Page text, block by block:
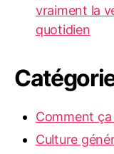
vraiment la
quotidien
Comment
Culture